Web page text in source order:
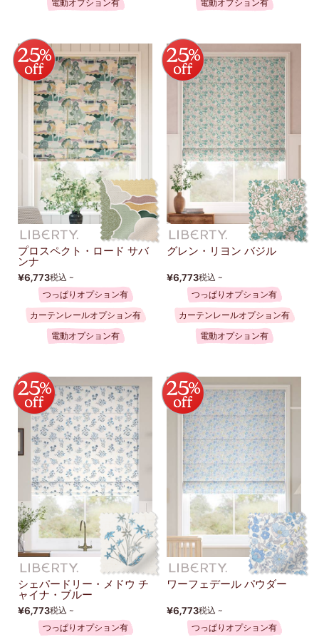
電動オプション有
電動オプション有
プロスペクト・ロード サバ
ンナ
¥6,773税込 ~
つっぱりオプション有
カーテンレールオプション有
電動オプション有
グレン・リヨン バジル
¥6,773税込 ~
つっぱりオプション有
カーテンレールオプション有
電動オプション有
シェパードリー・メドウ チ
ャイナ・ブルー
¥6,773税込 ~
つっぱりオプション有
ワーフェデール パウダー
¥6,773税込 ~
つっぱりオプション有